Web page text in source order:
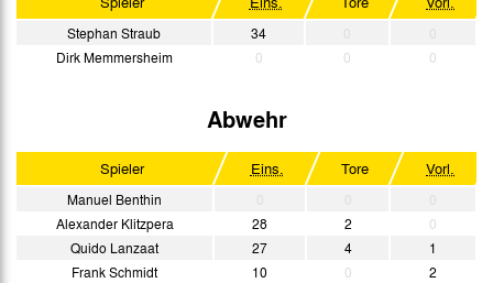
Stephan Straub 34
Dirk Memmersheim
0 0 0
Abwehr
Spieler Eins. Tore Vorl.
Manuel Benthin
Alexander Klitzpera
28 2
0
Quido Lanzaat
27 4
1
Frank Schmidt
10 0
2